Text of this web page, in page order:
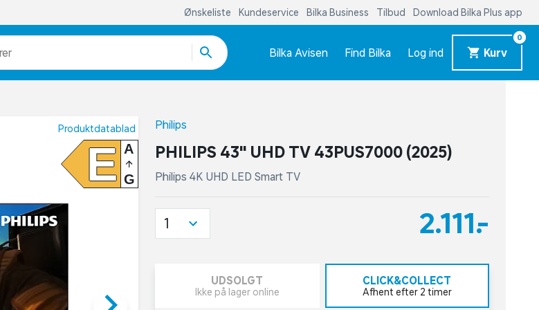
Ønskeliste Kundeservice Bilka Business Tilbud Download Bilka Plus app
Bilka Avisen Find Bilka Log ind Kurv
0
Produktdatablad
E A
G
Philips
PHILIPS 43" UHD TV 43PUS7000 (2025)
Philips 4K UHD LED Smart TV
2.111,-
1
UDSOLGT
Ikke på lager online
CLICK&COLLECT
Afhent efter 2 timer